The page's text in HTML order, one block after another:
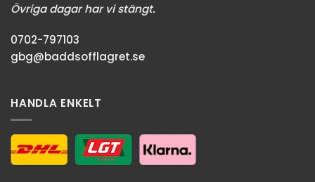
Övriga dagar har vi stängt.
0702-797103
gbg@baddsofflagret.se
HANDLA ENKELT